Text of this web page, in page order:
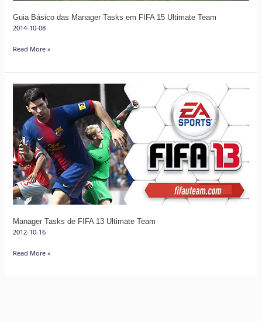
Guia Básico das Manager Tasks em FIFA 15 Ultimate Team
2014-10-08
Read More »
Manager Tasks de FIFA 13 Ultimate Team
2012-10-16
Manager
Tasks
FIFA
13
Ultimate
Team
Read More »